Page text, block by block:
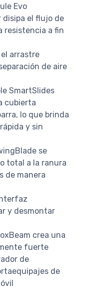
Evo
disipa el flujo de
resistencia a fin
arrastre
de aire
SmartSlides
cubierta
lo que brinda
y sin
se
total a la ranura
de manera
y desmontar
crea una
fuerte
de
de